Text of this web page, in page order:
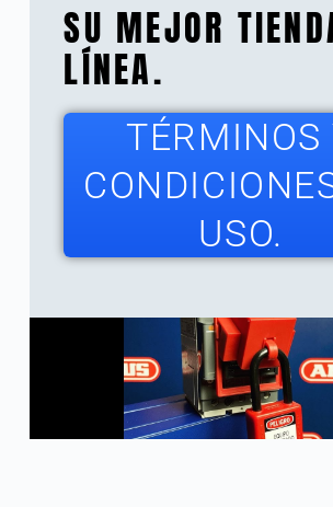
SU MEJOR
LÍNEA.
TÉRMINOS
USO.